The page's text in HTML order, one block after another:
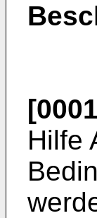
Hilfe